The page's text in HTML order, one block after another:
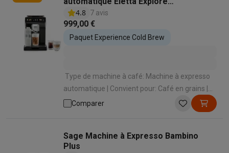
ECAM450.65.G EX:4
4.8 7 avis
999,00 €
Paquet Experience Cold Brew
Type de machine à café: Machine à expresso
automatique | Convient pour: Café en grains |
Convient pour faire mousser le lait: Oui | Mode
Panneau de commande: Écran tactile
Comparer
Sage Machine à Expresso Bambino
Plus